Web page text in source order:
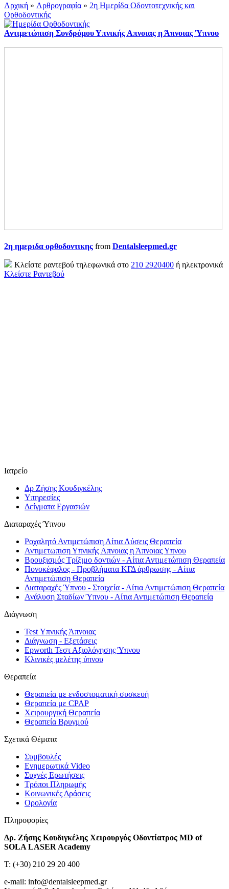
Αρχική » Αρθρογραφία » 2η Ημερίδα Οδοντοτεχνικής και
Ορθοδοντικής
Αντιμετώπιση Συνδρόμου Υπνικής Απνοιας η Άπνοιας Ύπνου
2η ημεριδα ορθοδοντικης from Dentalsleepmed.gr
Κλείστε ραντεβού τηλεφωνικά στο 210 2920400 ή ηλεκτρονικά
Κλείστε Ραντεβού
Ιατρείο
Δρ Ζήσης Κουδιγκέλης
Υπηρεσίες
Δείγματα Εργασιών
Διαταραχές Ύπνου
Ροχαλητό Αντιμετώπιση Αίτια Λύσεις Θεραπεία
Αντιμετωπιση Υπνικής Απνοιας η Άπνοιας Υπνου
Βρουξισμός Τρίξιμο δοντιών - Αίτια Αντιμετώπιση Θεραπεία
Πονοκέφαλος - Προβλήματα ΚΓΔ άρθρωσης - Αίτια
Αντιμετώπιση Θεραπεία
Διαταραχές Ύπνου - Στοιχεία - Αίτια Αντιμετώπιση Θεραπεία
Ανάλυση Σταδίων Ύπνου - Αίτια Αντιμετώπιση Θεραπεία
Διάγνωση
Test Υπνικής Άπνοιας
Διάγνωση - Εξετάσεις
Epworth Τεστ Αξιολόγησης Ύπνου
Κλινικές μελέτης ύπνου
Θεραπεία
Θεραπεία με ενδοστοματική συσκευή
Θεραπεία με CPAP
Χειρουργική Θεραπεία
Θεραπεία Βρυγμού
Σχετικά Θέματα
Συμβουλές
Ενημερωτικά Video
Συχνές Ερωτήσεις
Τρόποι Πληρωμής
Κοινωνικές Δράσεις
Ορολογία
Πληροφορίες
Δρ. Ζήσης Κουδιγκέλης Χειρουργός Οδοντίατρος MD of
SOLA LASER Academy
T: (+30) 210 29 20 400
e-mail: info@dentalsleepmed.gr